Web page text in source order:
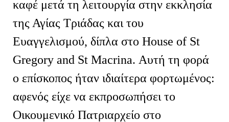
καφέ μετά τη λειτουργία στην εκκλησία
της Αγίας Τριάδας και του
Ευαγγελισμού, δίπλα στο House of St
Gregory and St Macrina. Αυτή τη φορά
ο επίσκοπος ήταν ιδιαίτερα φορτωμένος:
αφενός είχε να εκπροσωπήσει το
Οικουμενικό Πατριαρχείο στο